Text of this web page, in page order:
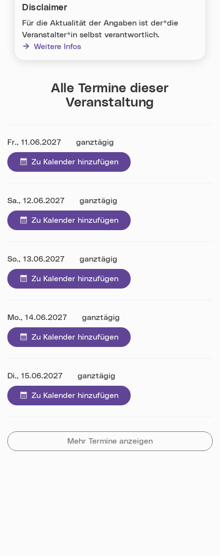
Disclaimer
Für die Aktualität der Angaben ist der*die
Veranstalter*in selbst verantwortlich.
Weitere Infos
Alle Termine dieser
Veranstaltung
Datum:
Fr., 11.06.2027 ganztägig
Zu Kalender hinzufügen
Datum:
Sa., 12.06.2027 ganztägig
Zu Kalender hinzufügen
Datum:
So., 13.06.2027 ganztägig
Zu Kalender hinzufügen
Datum:
Mo., 14.06.2027 ganztägig
Zu Kalender hinzufügen
Datum:
Di., 15.06.2027 ganztägig
Zu Kalender hinzufügen
Mehr Termine anzeigen